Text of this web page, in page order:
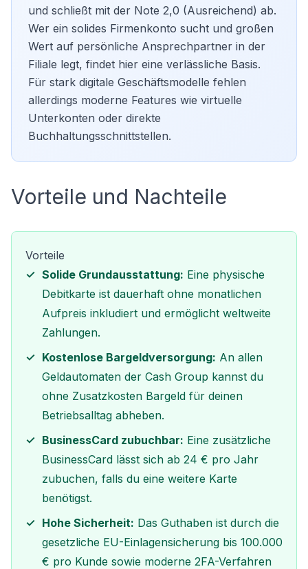
und schließt mit der Note 2,0 (Ausreichend) ab.
Wer ein solides Firmenkonto sucht und großen
Wert auf persönliche Ansprechpartner in der
Filiale legt, findet hier eine verlässliche Basis.
Für stark digitale Geschäftsmodelle fehlen
allerdings moderne Features wie virtuelle
Unterkonten oder direkte
Buchhaltungsschnittstellen.
Vorteile und Nachteile
Vorteile
Solide Grundausstattung: Eine physische
Debitkarte ist dauerhaft ohne monatlichen
Aufpreis inkludiert und ermöglicht weltweite
Zahlungen.
Kostenlose Bargeldversorgung: An allen
Geldautomaten der Cash Group kannst du
ohne Zusatzkosten Bargeld für deinen
Betriebsalltag abheben.
BusinessCard zubuchbar: Eine zusätzliche
BusinessCard lässt sich ab 24 € pro Jahr
zubuchen, falls du eine weitere Karte
benötigst.
Hohe Sicherheit: Das Guthaben ist durch die
gesetzliche EU-Einlagensicherung bis 100.000
€ pro Kunde sowie moderne 2FA-Verfahren